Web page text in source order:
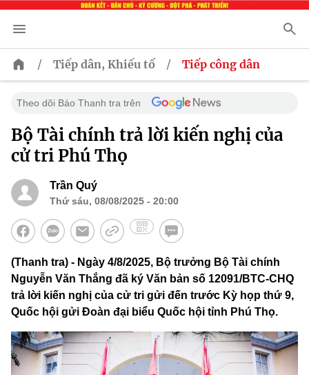
/ Tiếp dân, Khiếu tố / Tiếp công dân
Theo dõi Báo Thanh tra trên
Bộ Tài chính trả lời kiến nghị của
cử tri Phú Thọ
Trần Quý
Thứ sáu, 08/08/2025 - 20:00
(Thanh tra) - Ngày 4/8/2025, Bộ trưởng Bộ Tài chính
Nguyễn Văn Thắng đã ký Văn bản số 12091/BTC-CHQ
trả lời kiến nghị của cử tri gửi đến trước Kỳ họp thứ 9,
Quốc hội gửi Đoàn đại biểu Quốc hội tỉnh Phú Thọ.